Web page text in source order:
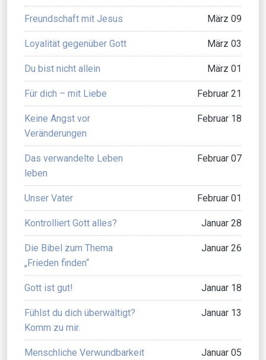
Freundschaft mit Jesus März 09
Loyalität gegenüber Gott März 03
Du bist nicht allein März 01
Für dich – mit Liebe Februar 21
Keine Angst vor
Veränderungen
Februar 18
Das verwandelte Leben
leben
Februar 07
Unser Vater Februar 01
Kontrolliert Gott alles? Januar 28
Die Bibel zum Thema
„Frieden finden“
Januar 26
Gott ist gut! Januar 18
Fühlst du dich überwältigt?
Komm zu mir.
Januar 13
Menschliche Verwundbarkeit Januar 05